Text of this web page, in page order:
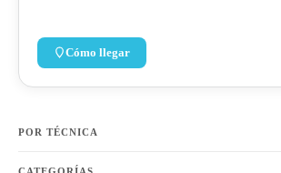
POR TÉCNICA
Cómo llegar